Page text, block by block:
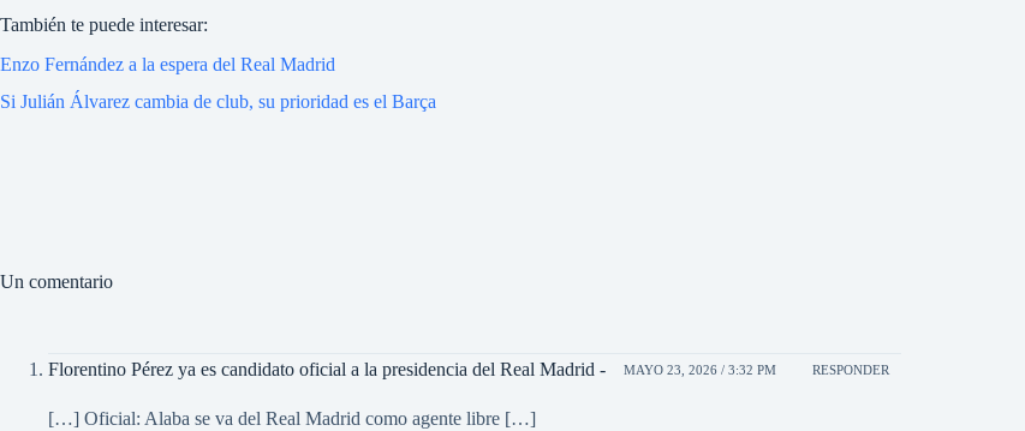
También te puede interesar:
Enzo Fernández a la espera del Real Madrid
Si Julián Álvarez cambia de club, su prioridad es el Barça
Un comentario
Florentino Pérez ya es candidato oficial a la presidencia del Real Madrid - MAYO 23, 2026 / 3:32 PM RESPONDER
[…] Oficial: Alaba se va del Real Madrid como agente libre […]